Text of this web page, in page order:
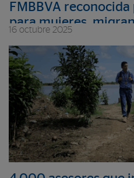
FMBBVA
para mujeres,
16 octubre 2025